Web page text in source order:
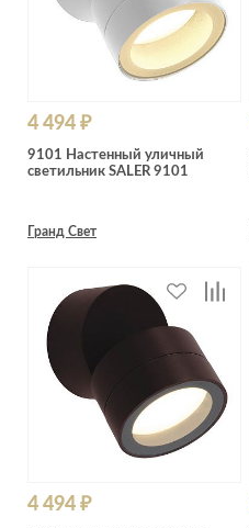
4 494 ₽
9101 Настенный уличный
светильник SALER 9101
Гранд Свет
4 494 ₽